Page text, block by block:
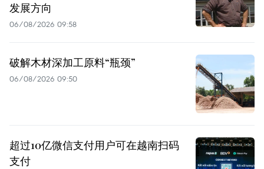
发展方向
06/08/2026 09:58
破解木材深加工原料“瓶颈”
06/08/2026 09:50
超过10亿微信支付用户可在越南扫码
支付